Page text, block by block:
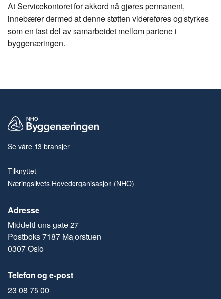
At Servicekontoret for akkord nå gjøres permanent,
innebærer dermed at denne støtten videreføres og styrkes
som en fast del av samarbeidet mellom partene i
byggenæringen.
Se våre 13 bransjer
Tilknyttet:
Næringslivets Hovedorganisasjon (NHO)
Adresse
Middelthuns gate 27
Postboks 7187 Majorstuen
0307 Oslo
Telefon og e-post
23 08 75 00